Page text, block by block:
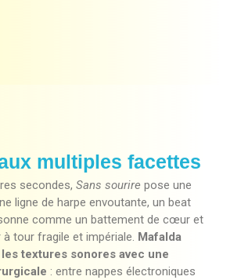
multiples facettes
secondes,Sans sourire pose une
ligne de harpe envoutante, un beat
comme un battement de cœur et
tour fragile et impériale. Mafalda
textures sonores avec une
: entre nappes électroniques